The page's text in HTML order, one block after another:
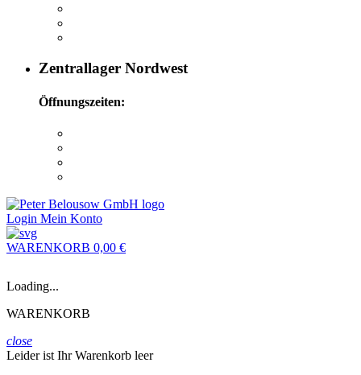
Zentrallager Nordwest
Öffnungszeiten:
Login Mein Konto
WARENKORB 0,00 €
Loading...
WARENKORB
close
Leider ist Ihr Warenkorb leer